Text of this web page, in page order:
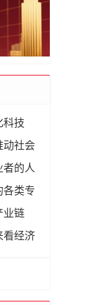
科技
动社会
者的人
各类专
业链
看经济